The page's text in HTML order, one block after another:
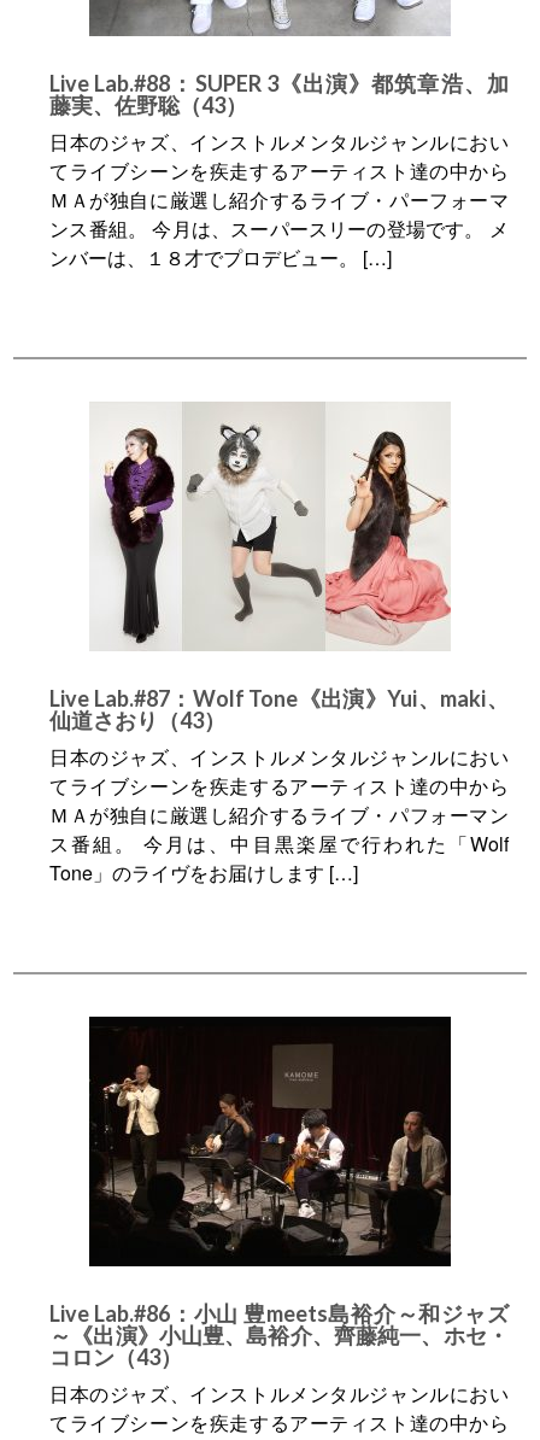
Live Lab.#88：SUPER 3《出演》都筑章浩、加
藤実、佐野聡（43）
日本のジャズ、インストルメンタルジャンルにおい
てライブシーンを疾走するアーティスト達の中から
ＭＡが独自に厳選し紹介するライブ・パーフォーマ
ンス番組。 今月は、スーパースリーの登場です。 メ
ンバーは、１８才でプロデビュー。 […]
Live Lab.#87：Wolf Tone《出演》Yui、maki、
仙道さおり（43）
日本のジャズ、インストルメンタルジャンルにおい
てライブシーンを疾走するアーティスト達の中から
ＭＡが独自に厳選し紹介するライブ・パフォーマン
ス番組。 今月は、中目黒楽屋で行われた「Wolf
Tone」のライヴをお届けします […]
Live Lab.#86：小山 豊meets島裕介～和ジャズ
～《出演》小山豊、島裕介、齊藤純一、ホセ・
コロン（43）
日本のジャズ、インストルメンタルジャンルにおい
てライブシーンを疾走するアーティスト達の中から